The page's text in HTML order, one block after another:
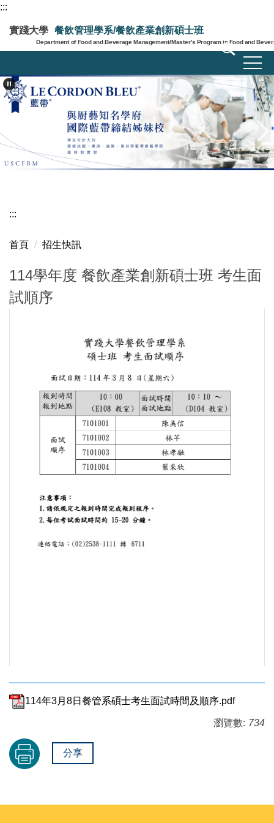
跳
到
主
要
容
區
:::
實踐大學 餐飲管理學系/餐飲產業創新碩士班
Department of Food and Beverage Management/Master's Program in Food and
:::
首頁 招生快訊
114學年度 餐飲產業創新碩士班 考生面
試順序
114年3月8日餐管系碩士考生面試時間及順序.pdf
瀏覽數: 734
分享